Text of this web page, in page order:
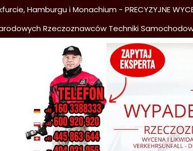
Hamburgu i Monachium - PRECYZYJNE
Rzeczoznawców Techniki